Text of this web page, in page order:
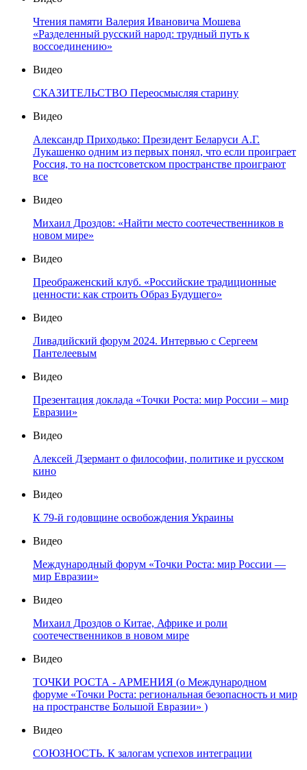
Чтения памяти Валерия Ивановича Мошева
«Разделенный русский народ: трудный путь к
воссоединению»
Видео
СКАЗИТЕЛЬСТВО Переосмысляя старину
Видео
Александр Приходько: Президент Беларуси А.Г.
Лукашенко одним из первых понял, что если проиграет
Россия, то на постсоветском пространстве проиграют
все
Видео
Михаил Дроздов: «Найти место соотечественников в
новом мире»
Видео
Преображенский клуб. «Российские традиционные
ценности: как строить Образ Будущего»
Видео
Ливадийский форум 2024. Интервью с Сергеем
Пантелеевым
Видео
Презентация доклада «Точки Роста: мир России – мир
Евразии»
Видео
Алексей Дзермант о философии, политике и русском
кино
Видео
К 79-й годовщине освобождения Украины
Видео
Международный форум «Точки Роста: мир России —
мир Евразии»
Видео
Михаил Дроздов о Китае, Африке и роли
соотечественников в новом мире
Видео
ТОЧКИ РОСТА - АРМЕНИЯ (о Международном
форуме «Точки Роста: региональная безопасность и мир
на пространстве Большой Евразии» )
Видео
СОЮЗНОСТЬ. К залогам успехов интеграции